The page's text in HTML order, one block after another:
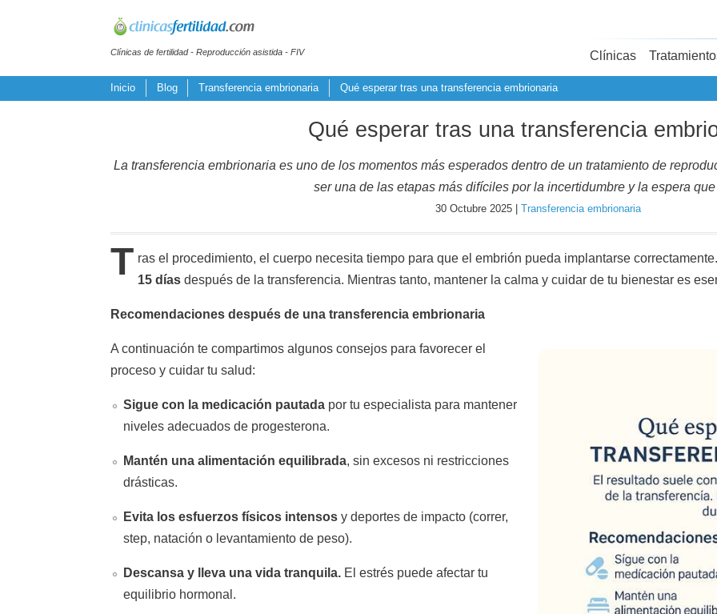
Clínicas de fertilidad - Reproducción asistida - FIV Clínicas
Inicio Blog Transferencia embrionaria Qué esperar tras una transferencia embrionaria
Qué esperar tras una transferencia
La transferencia embrionaria es uno de los momentos más esperados dentro de un tratamiento de
ser una de las etapas más difíciles por la incertidumbre y la espera
30 Octubre 2025 | Transferencia embrionaria
T ras el procedimiento, el cuerpo necesita tiempo para que el embrión pueda implantarse
15 díasdespués de la transferencia. Mientras tanto, mantener la calma y cuidar de tu bienestar es
Recomendaciones después de una transferencia embrionaria
A continuación te compartimos algunos consejos para favorecer el
proceso y cuidar tu salud:
Sigue con la medicación pautada por tu especialista para mantener
niveles adecuados de progesterona.
Mantén una alimentación equilibrada, sin excesos ni restricciones
drásticas.
Evita los esfuerzos físicos intensos y deportes de impacto (correr,
step, natación o levantamiento de peso).
Descansa y lleva una vida tranquila. El estrés puede afectar tu
equilibrio hormonal.